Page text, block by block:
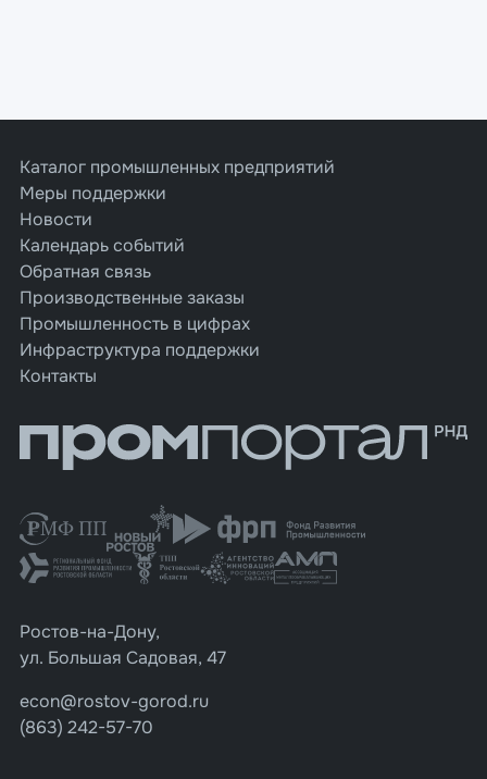
Каталог промышленных предприятий
Меры поддержки
Новости
Календарь событий
Обратная связь
Производственные заказы
Промышленность в цифрах
Инфраструктура поддержки
Контакты
Ростов-на-Дону,
ул. Большая Садовая, 47
econ@rostov-gorod.ru
(863) 242-57-70